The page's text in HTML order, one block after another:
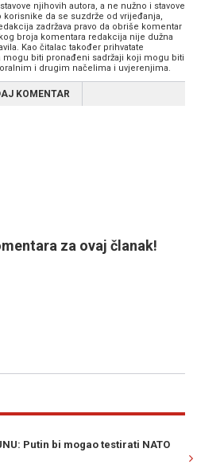
njihovih autora, a ne nužno i stavove
da se suzdrže od vrijeđanja,
zadržava pravo da obriše komentar
broja komentara redakcija nije dužna
Kao čitalac također prihvatate
biti pronađeni sadržaji koji mogu biti
i drugim načelima i uvjerenjima.
KOMENTAR
za ovaj članak!
Putin bi mogao testirati NATO